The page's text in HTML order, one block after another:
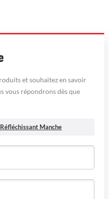
et souhaitez en savoir
vous répondrons dès que
Manche